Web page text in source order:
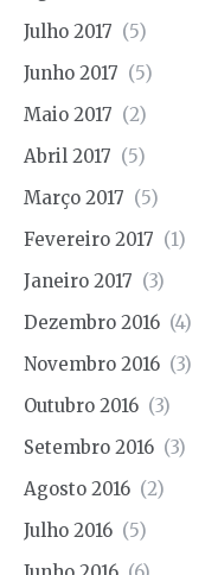
Julho 2017 (5)
Junho 2017 (5)
Maio 2017 (2)
Abril 2017 (5)
Março 2017 (5)
Fevereiro 2017 (1)
Janeiro 2017 (3)
Dezembro 2016 (4)
Novembro 2016 (3)
Outubro 2016 (3)
Setembro 2016 (3)
Agosto 2016 (2)
Julho 2016 (5)